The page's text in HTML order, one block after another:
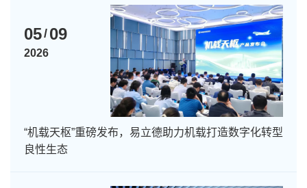
05/ 09
2026
“机载天枢”重磅发布，易立德助力机载打造数字化转型
良性生态